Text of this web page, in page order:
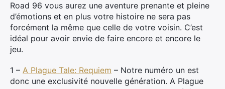
Road 96 vous aurez une aventure prenante et pleine
d’émotions et en plus votre histoire ne sera pas
forcément la même que celle de votre voisin. C’est
idéal pour avoir envie de faire encore et encore le
jeu.
1 – A Plague Tale: Requiem – Notre numéro un est
donc une exclusivité nouvelle génération. A Plague